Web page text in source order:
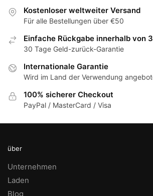
Kostenloser weltweiter Versand
Für alle Bestellungen über €50
Einfache Rückgabe innerhalb von
30 Tage Geld-zurück-Garantie
Internationale Garantie
Wird im Land der Verwendung
100% sicherer Checkout
PayPal / MasterCard / Visa
über
Unternehmen
Laden
Blog